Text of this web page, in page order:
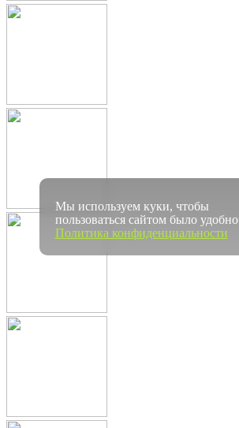
Мы используем куки, чтобы
пользоваться сайтом было удобно
Политика конфиденциальности